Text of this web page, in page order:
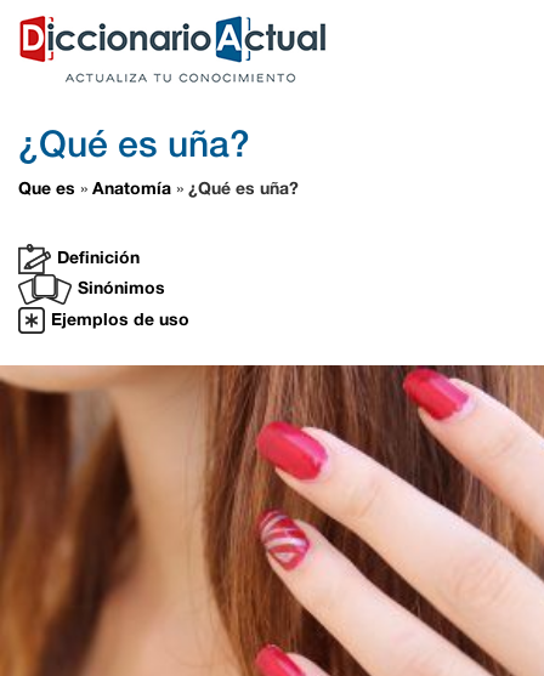
¿Qué es uña?
Que es » Anatomía » ¿Qué es uña?
Definición
Sinónimos
Ejemplos de uso